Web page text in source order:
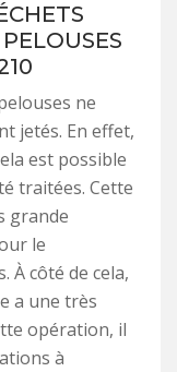
ne
jetés. En effet,
est possible
traitées. Cette
grande
le
À côté de cela,
a une très
opération, il
à